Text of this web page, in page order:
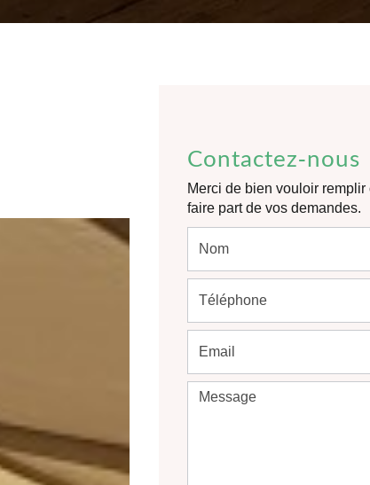
Contactez-nous
Merci de bien vouloir
faire part de vos demandes.